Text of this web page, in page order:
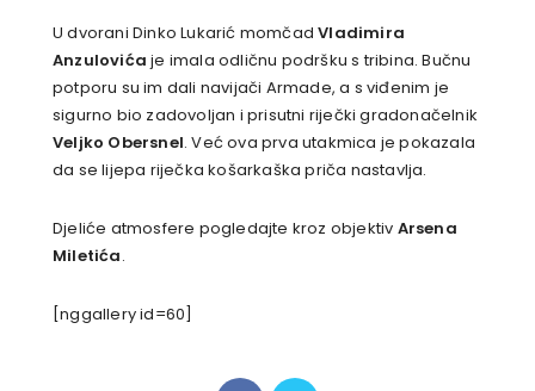
U dvorani Dinko Lukarić momčadVladimira
Anzulovića je imala odličnu podršku s tribina. Bučnu
potporu su im dali navijači Armade, a s viđenim je
sigurno bio zadovoljan i prisutni riječki gradonačelnik
Veljko Obersnel. Već ova prva utakmica je pokazala
da se lijepa riječka košarkaška priča nastavlja.
Djeliće atmosfere pogledajte kroz objektiv Arsena
Miletića.
[nggallery id=60]